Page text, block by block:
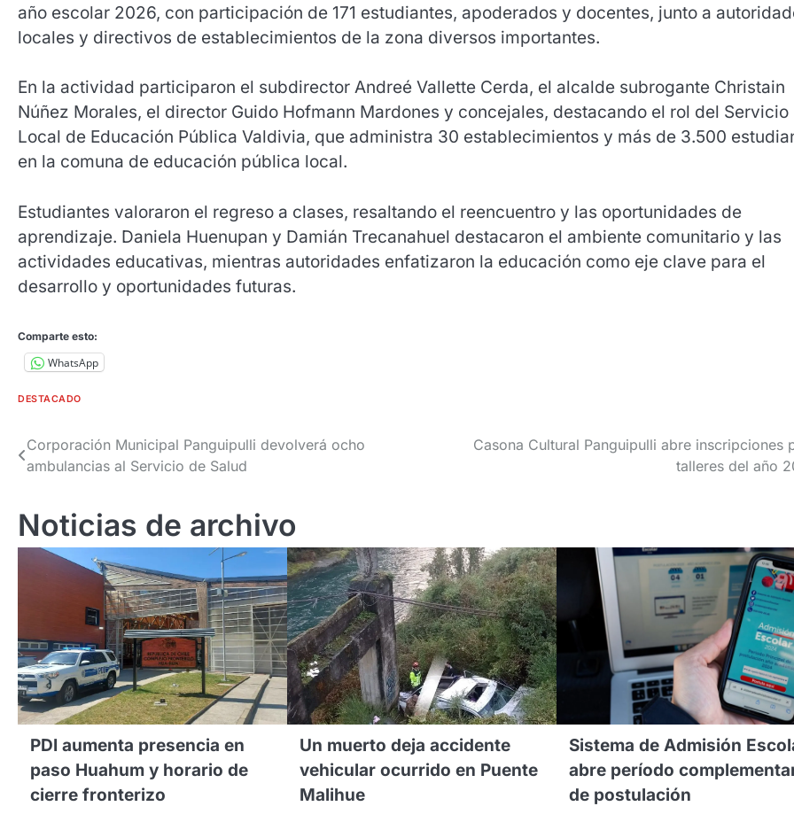
año escolar 2026, con participación de 171 estudiantes, apoderados y docentes, junto a
locales y directivos de establecimientos de la zona diversos importantes.
En la actividad participaron el subdirector Andreé Vallette Cerda, el alcalde subrogante Christain
Núñez Morales, el director Guido Hofmann Mardones y concejales, destacando el rol del Servicio
Local de Educación Pública Valdivia, que administra 30 establecimientos y más de 3.500
en la comuna de educación pública local.
Estudiantes valoraron el regreso a clases, resaltando el reencuentro y las oportunidades de
aprendizaje. Daniela Huenupan y Damián Trecanahuel destacaron el ambiente comunitario y las
actividades educativas, mientras autoridades enfatizaron la educación como eje clave para el
desarrollo y oportunidades futuras.
Comparte esto:
WhatsApp
DESTACADO
Navegación
entradas
Corporación Municipal Panguipulli devolverá ocho
ambulancias al Servicio de Salud
Casona Cultural Panguipulli abre inscripciones
talleres del año
Noticias de archivo
PDI aumenta presencia en
paso Huahum y horario de
cierre fronterizo
Un muerto deja accidente
vehicular ocurrido en Puente
Malihue
Sistema de Admisión
abre período
de postulación